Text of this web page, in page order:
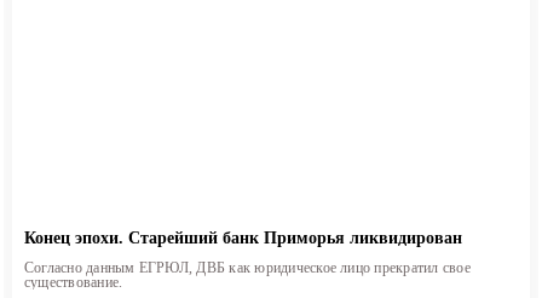
Конец эпохи. Старейший банк Приморья ликвидирован
Согласно данным ЕГРЮЛ, ДВБ как юридическое лицо прекратил свое
существование.